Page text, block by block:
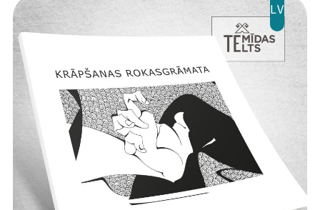
LV